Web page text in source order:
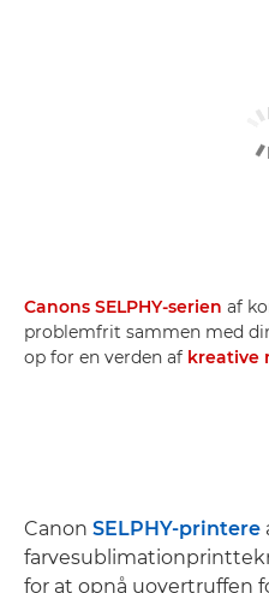
Canons SELPHY-serien af
problemfrit sammen med
op for en verden af kreative
Canon SELPHY-printere
for at opnå uovertruffen